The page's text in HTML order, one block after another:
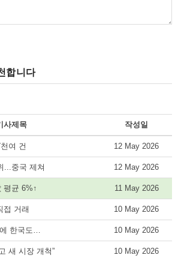
합니다
사제목 작성일
여 건 12 May 2026
...중국 제쳐 12 May 2026
평균 6%↑ 11 May 2026
접 거래 10 May 2026
에 한국도… 10 May 2026
새 시장 개척” 10 May 2026